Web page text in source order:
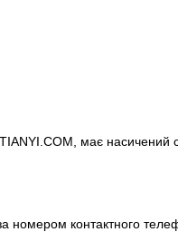
має насичений
номером контактного